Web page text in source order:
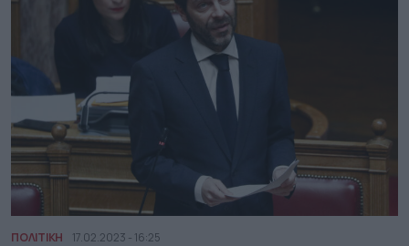
ΠΟΛΙΤΙΚΗ 17.02.2023 - 16:25